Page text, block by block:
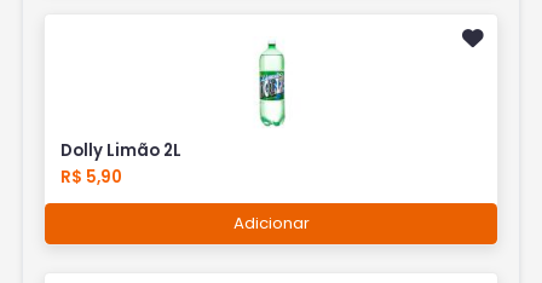
Dolly Limão 2L
R$ 5,90
Adicionar